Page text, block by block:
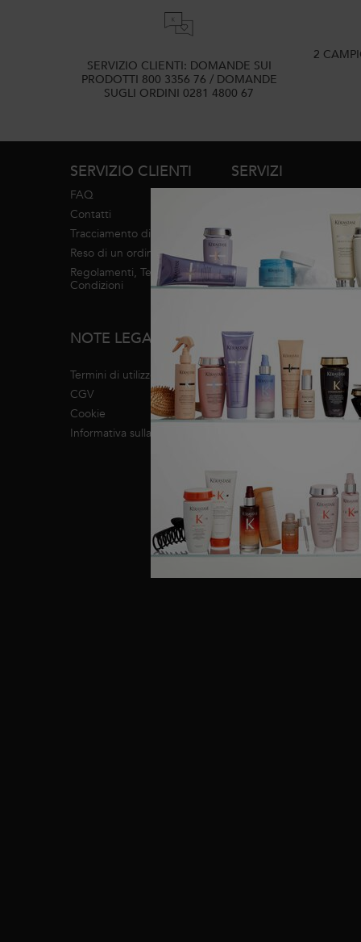
SERVIZIO CLIENTI: DOMANDE SUI
PRODOTTI 800 3356 76 / DOMANDE
SUGLI ORDINI 0281 4800 67
2
SERVIZIO CLIENTI
FAQ
Contatti
Tracciamento di un ordine
Reso di un ordine
Regolamenti, Termini e
Condizioni
NOTE LEGALI
Termini di utilizzo
CGV
Cookie
Informativa sulla privacy
SERVIZI
Servizi in salone
INFO MARCHI
Informazioni su Kérastase
Impegno RSI